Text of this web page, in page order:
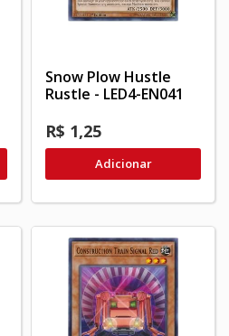
Snow Plow Hustle
Rustle - LED4-EN041
R$ 1,25
Adicionar